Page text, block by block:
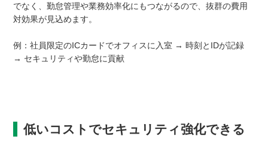
でなく、勤怠管理や業務効率化にもつながるので、抜群の費用
対効果が見込めます。
例：社員限定のICカードでオフィスに入室 → 時刻とIDが記録
→ セキュリティや勤怠に貢献
低いコストでセキュリティ強化できる